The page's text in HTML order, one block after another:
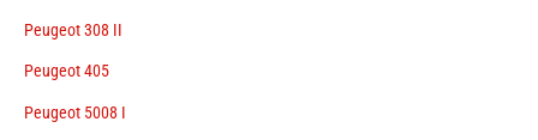
Peugeot 308 II
Peugeot 405
Peugeot 5008 I